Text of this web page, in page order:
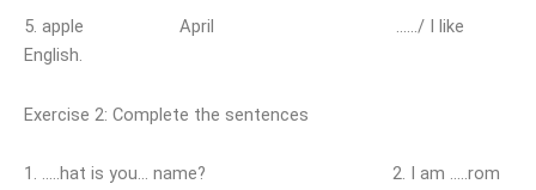
5. apple April ……/ I like
English.
Exercise 2: Complete the sentences
1. …..hat is you… name? 2. I am …..rom